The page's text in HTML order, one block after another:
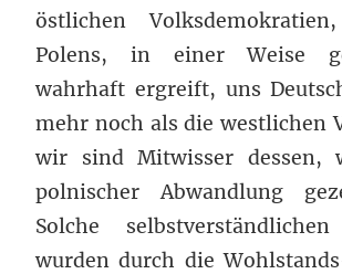
östlichen
Polens, in einer Weise
wahrhaft ergreift, uns
mehr noch als die westlichen
wir sind Mitwisser dessen,
polnischer Abwandlung
Solche
wurden durch die